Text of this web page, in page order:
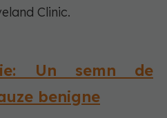
Clinic.
Un semn de
benigne